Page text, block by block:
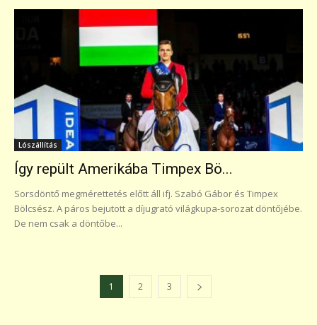
Lószállítás
Így repült Amerikába Timpex Bö...
Sorsdöntő megmérettetés előtt áll ifj. Szabó Gábor és Timpex
Bölcsész. A páros bejutott a díjugrató világkupa-sorozat döntőjébe.
De nem csak a döntőbe...
1 2 3